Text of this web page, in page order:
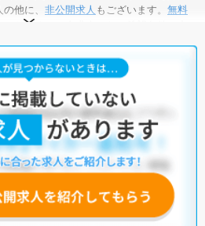
他に、 非公開求人 もございます。 無料
いただくと、全求人からご希望条件に合
以下のような条件が人気です。
住宅手当・補助あり ・
ますので、「こだわり条件」から検索
わせください。
検索いただくことも可能です。
込みいただくと、ご希望条件をヒアリン
す。